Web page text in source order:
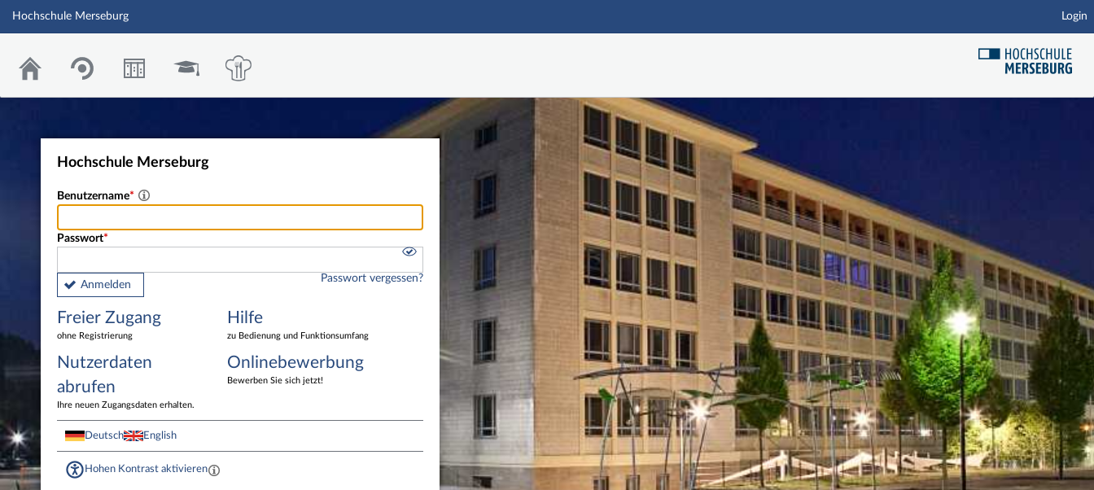
Hauptnavigation
Fußzeile
Hochschule Merseburg Login
Hochschule Merseburg
Benutzername
Passwort
Anmelden
Passwort vergessen?
Freier Zugang
ohne Registrierung
Hilfe
zu Bedienung und Funktionsumfang
Nutzerdaten
abrufen
Ihre neuen Zugangsdaten erhalten.
Onlinebewerbung
Bewerben Sie sich jetzt!
Deutsch English
Hohen Kontrast aktivieren